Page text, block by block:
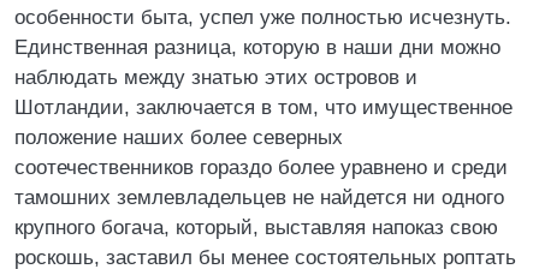
особенности быта, успел уже полностью исчезнуть.
Единственная разница, которую в наши дни можно
наблюдать между знатью этих островов и
Шотландии, заключается в том, что имущественное
положение наших более северных
соотечественников гораздо более уравнено и среди
тамошних землевладельцев не найдется ни одного
крупного богача, который, выставляя напоказ свою
роскошь, заставил бы менее состоятельных роптать